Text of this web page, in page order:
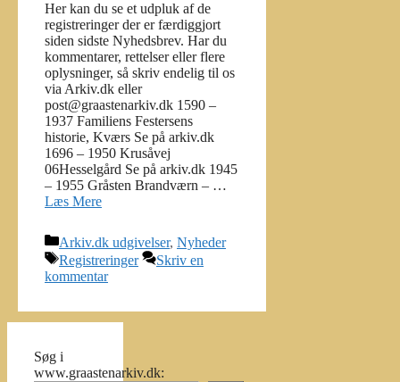
Her kan du se et udpluk af de
registreringer der er færdiggjort
siden sidste Nyhedsbrev. Har du
kommentarer, rettelser eller flere
oplysninger, så skriv endelig til os
via Arkiv.dk eller
post@graastenarkiv.dk 1590 –
1937 Familiens Festersens
historie, Kværs Se på arkiv.dk
1696 – 1950 Krusåvej
06Hesselgård Se på arkiv.dk 1945
– 1955 Gråsten Brandværn – …
Læs Mere
Kategorier
Arkiv.dk udgivelser, Nyheder
Tags
Registreringer
Skriv en
kommentar
Søg i
www.graastenarkiv.dk: